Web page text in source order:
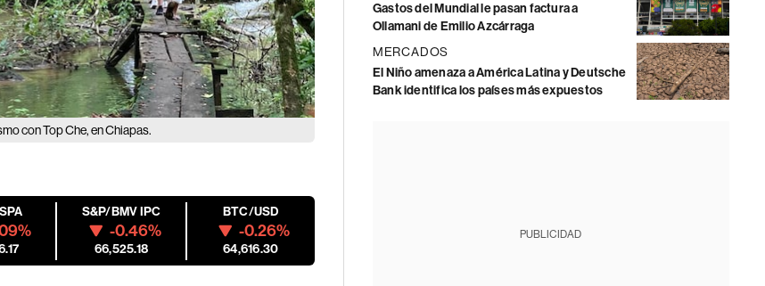
con Top Che, en Chiapas.
S&P/BMV IPC
-0.46%
66,525.18
BTC/USD
-0.26%
64,616.30
Gastos del Mundial le pasan factura a
Ollamani de Emilio Azcárraga
MERCADOS
El Niño amenaza a América Latina y Deutsche
Bank identifica los países más expuestos
PUBLICIDAD